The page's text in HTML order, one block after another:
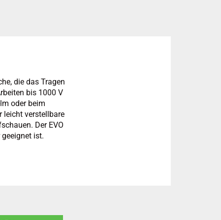
die das Tragen
bis 1000 V
oder beim
leicht verstellbare
Der EVO
ist.